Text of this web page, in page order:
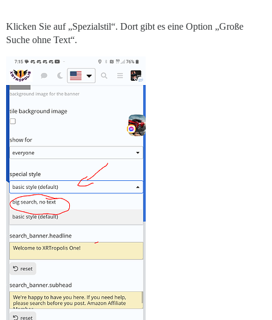
Klicken Sie auf „Spezialstil“. Dort gibt es eine Option „Große
Suche ohne Text“.